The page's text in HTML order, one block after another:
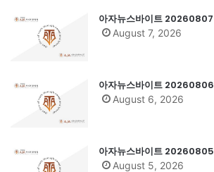
아자뉴스바이트 20260807
August 7, 2026
아자뉴스바이트 20260806
August 6, 2026
아자뉴스바이트 20260805
August 5, 2026